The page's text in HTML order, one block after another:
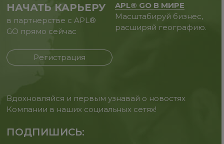
НАЧАТЬ КАРЬЕРУ
в партнерстве с APL®
GO прямо сейчас
Регистрация
APL® GO В МИРЕ
Масштабируй бизнес,
расширяй географию.
Вдохновляйся и первым узнавай о новостях
Компании в наших социальных сетях!
ПОДПИШИСЬ: